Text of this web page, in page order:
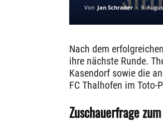
Von Jan Schrader - 9.
Nach dem
ihre nächste Runde.
Kasendorf sowie die
FC Thalhofen im Toto-
Zuschauerfrage